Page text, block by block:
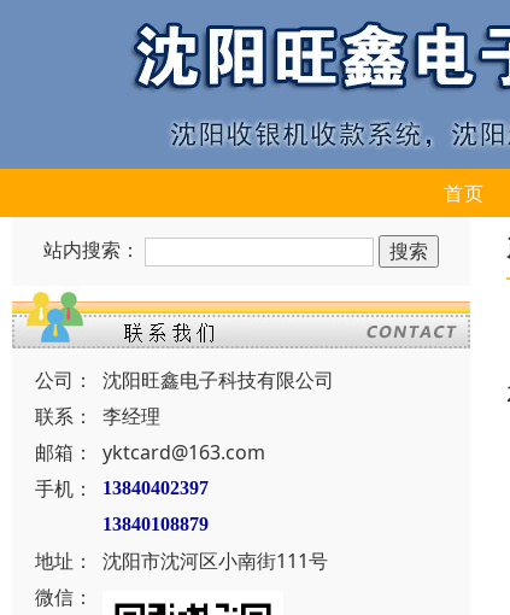
首页
站内搜索：
公司：
沈阳旺鑫电子科技有限公司
联系：
李经理
邮箱：
yktcard@163.com
手机：
13840402397
13840108879
地址：
沈阳市沈河区小南街111号
微信：